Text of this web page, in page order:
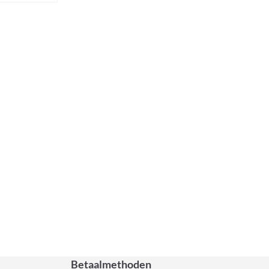
Betaalmethoden